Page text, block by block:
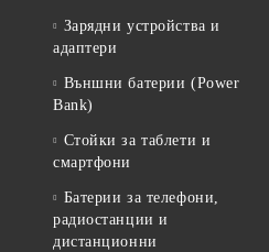
Зарядни устройства и
адаптери
Външни батерии (Power
Bank)
Стойки за таблети и
смартфони
Батерии за телефони,
радиостанции и
дистанционни